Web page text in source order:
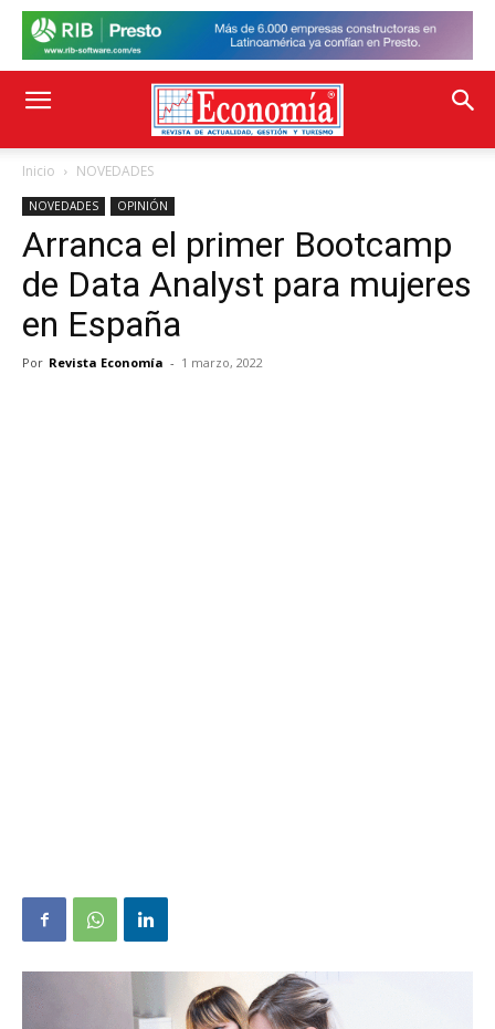
Inicio NOVEDADES
NOVEDADES OPINIÓN
Arranca el primer Bootcamp
de Data Analyst para mujeres
en España
Por Revista Economía - 1 marzo, 2022